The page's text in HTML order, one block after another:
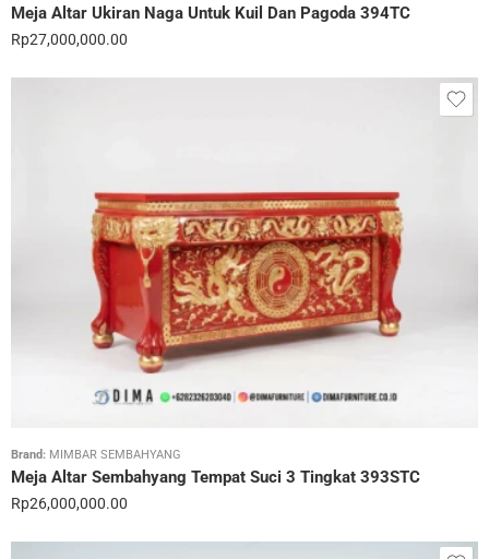
Meja Altar Ukiran Naga Untuk Kuil Dan Pagoda 394TC
Rp27,000,000.00
Brand: MIMBAR SEMBAHYANG
Meja Altar Sembahyang Tempat Suci 3 Tingkat 393STC
Rp26,000,000.00